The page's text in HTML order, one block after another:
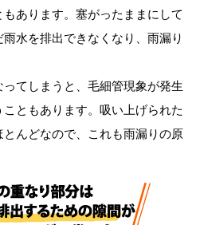
あります。塞がったままにして
水を排出できなくなり、雨漏り
てしまうと、毛細管現象が発生
ともあります。吸い上げられた
んどなので、これも雨漏りの原